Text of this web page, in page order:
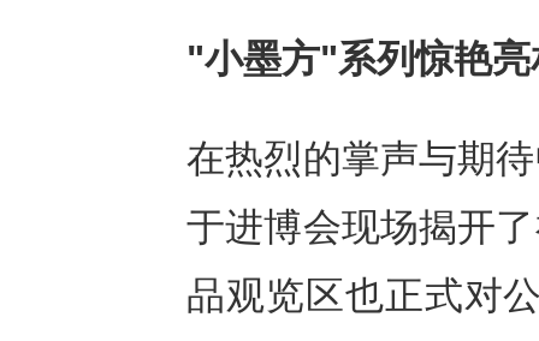
"小墨方"系列惊艳
在热烈的掌声与期
于进博会现场揭开
品观览区也正式对